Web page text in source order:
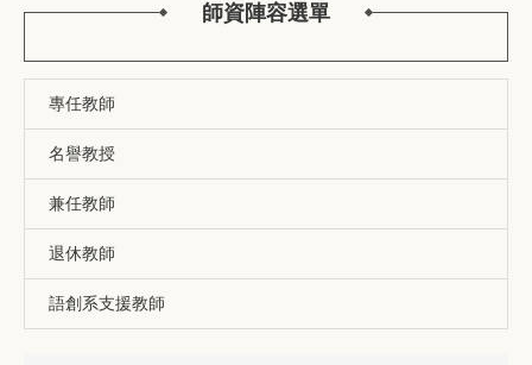
師資陣容選單
專任教師
名譽教授
兼任教師
退休教師
語創系支援教師